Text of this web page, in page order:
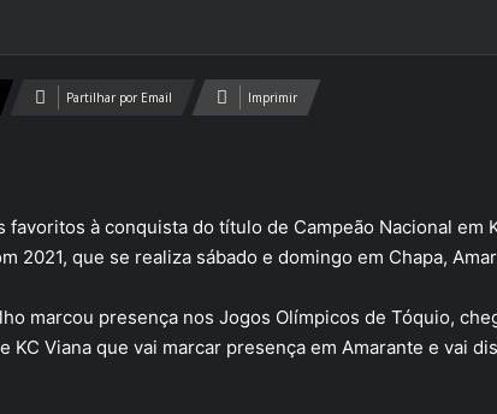
Partilhar por Email Imprimir
à conquista do título de Campeão Nacional em
2021, que se realiza sábado e domingo em Chapa,
marcou presença nos Jogos Olímpicos de Tóquio,
KC Viana que vai marcar presença em Amarante e vai